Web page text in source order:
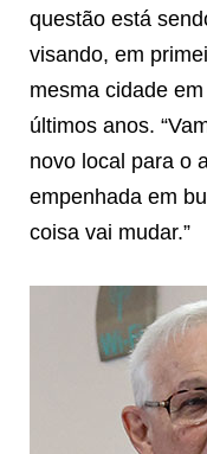
questão está
visando, em
mesma cidade
últimos anos.
novo local para o
empenhada em
coisa vai mudar.”